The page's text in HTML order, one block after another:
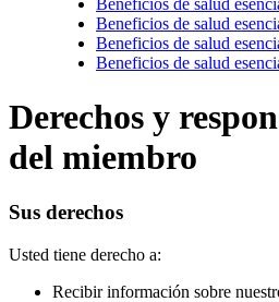
Beneficios de salud
Beneficios de salud
Beneficios de salud
Beneficios de salud
Derechos y
del miembro
Sus derechos
Usted tiene derecho a:
Recibir información sobre